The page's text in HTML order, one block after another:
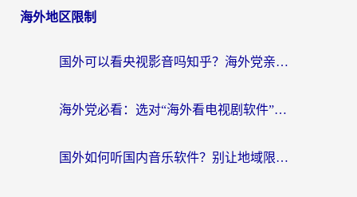
海外地区限制
国外可以看央视影音吗知乎？海外党亲测有效的回国加速方案
海外党必看：选对“海外看电视剧软件”，再也不用愁国内剧刷不了
国外如何听国内音乐软件？别让地域限制，断了你的中文歌单